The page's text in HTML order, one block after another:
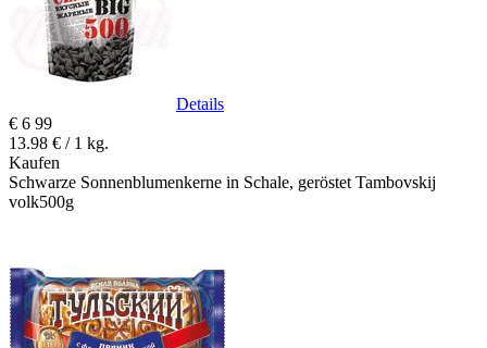
Details
€ 6 99
13.98 € / 1 kg.
Kaufen
Schwarze Sonnenblumenkerne in Schale, geröstet Tambovskij
volk500g